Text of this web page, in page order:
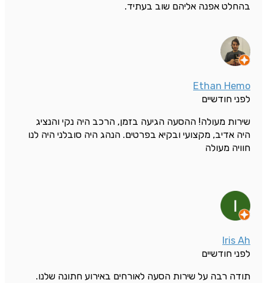
בהחלט אפנה אליהם שוב בעתיד.
Ethan Hemo
לפני חודשיים
שירות מעולה! ההסעה הגיעה בזמן, הרכב היה נקי והנציג
היה אדיב, מקצועי ובקיא בפרטים. הנהג היה סובלני היה לנו
חוויה מעולה
Iris Ah
לפני חודשיים
תודה רבה על שירות הסעה לאורחים באירוע חתונה שלנו.